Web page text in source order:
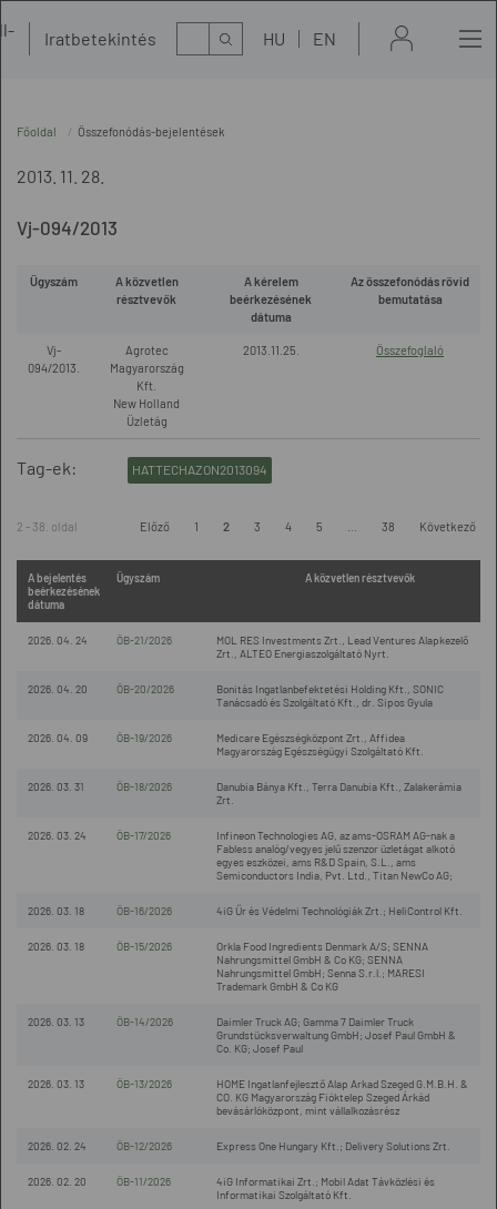
Iratbetekintés Kereső HU EN
Főoldal Összefonódás-bejelentések
2013. 11. 28.
Vj-094/2013
Ügyszám
A közvetlen
résztvevők
A kérelem
beérkezésének
dátuma
Az összefonódás rövid
bemutatása
Vj-
094/2013.
Agrotec
Magyarország
Kft.
New Holland
Üzletág
2013.11.25. Összefoglaló
Tag-ek: HATTECHAZON2013094
2 - 38. oldal Előző 1 2 3 4 5 38 Következő
A bejelentés
beérkezésének
dátuma
Ügyszám A közvetlen résztvevők
2026. 04. 24 ÖB-21/2026
MOL RES Investments Zrt., Lead Ventures Alapkezelő
Zrt., ALTEO Energiaszolgáltató Nyrt.
2026. 04. 20 ÖB-20/2026
Bonitás Ingatlanbefektetési Holding Kft., SONIC
Tanácsadó és Szolgáltató Kft., dr. Sipos Gyula
2026. 04. 09 ÖB-19/2026
Medicare Egészségközpont Zrt., Affidea
Magyarország Egészségügyi Szolgáltató Kft.
2026. 03. 31 ÖB-18/2026
Danubia Bánya Kft., Terra Danubia Kft., Zalakerámia
Zrt.
2026. 03. 24 ÖB-17/2026
Infineon Technologies AG, az ams-OSRAM AG-nak a
Fabless analóg/vegyes jelű szenzor üzletágat alkotó
egyes eszközei, ams R&D Spain, S.L., ams
Semiconductors India, Pvt. Ltd., Titan NewCo AG;
2026. 03. 18 ÖB-16/2026 4iG Űr és Védelmi Technológiák Zrt.; HeliControl Kft.
2026. 03. 18 ÖB-15/2026
Orkla Food Ingredients Denmark A/S; SENNA
Nahrungsmittel GmbH & Co KG; SENNA
Nahrungsmittel GmbH; Senna S.r.l.; MARESI
Trademark GmbH & Co KG
2026. 03. 13 ÖB-14/2026
Daimler Truck AG; Gamma 7 Daimler Truck
Grundstücksverwaltung GmbH; Josef Paul GmbH &
Co. KG; Josef Paul
2026. 03. 13 ÖB-13/2026
HOME Ingatlanfejlesztő Alap Arkad Szeged G.M.B.H. &
CO. KG Magyarország Fióktelep Szeged Árkád
bevásárlóközpont, mint vállalkozásrész
2026. 02. 24 ÖB-12/2026 Express One Hungary Kft.; Delivery Solutions Zrt.
2026. 02. 20 ÖB-11/2026
4iG Informatikai Zrt.; Mobil Adat Távközlési és
Informatikai Szolgáltató Kft.